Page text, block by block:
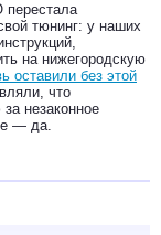
перестала
тюнинг: у наших
на нижегородскую
оставили без этой
что
незаконное
— да.